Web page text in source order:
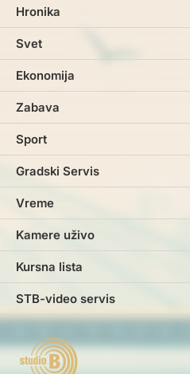
Hronika
Svet
Ekonomija
Zabava
Sport
Gradski Servis
Vreme
Kamere uživo
Kursna lista
STB-video servis